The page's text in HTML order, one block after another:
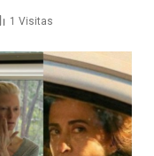
1 Visitas